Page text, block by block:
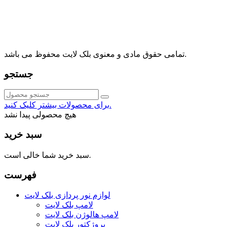
تمامی حقوق مادی و معنوی بلک لایت محفوظ می باشد.
جستجو
برای محصولات بیشتر کلیک کنید.
هیچ محصولی پیدا نشد
سبد خرید
سبد خرید شما خالی است.
فهرست
لوازم نور پردازی بلک لایت
لامپ بلک لایت
لامپ هالوژن بلک لایت
پروژکتور بلک لایت